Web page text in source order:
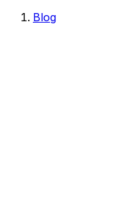
Blog